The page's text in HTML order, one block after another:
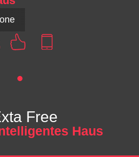
Free
Haus